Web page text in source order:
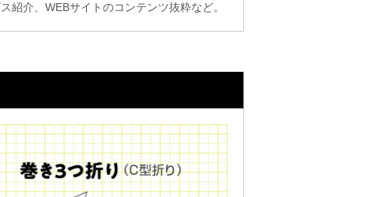
紹介、WEBサイトのコンテンツ抜粋など。